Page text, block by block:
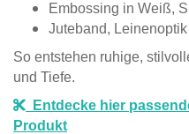
Embossing in Weiß,
Juteband,
So entstehen ruhige,
und Tiefe.
Entdecke hier
Produkt